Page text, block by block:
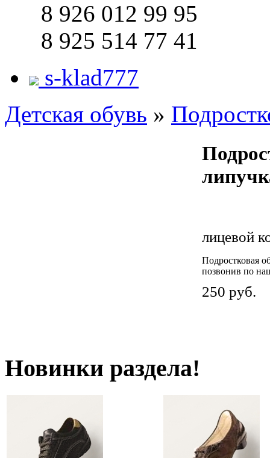
8 926 012 99 95
8 925 514 77 41
s-klad777
Детская обувь »
лицевой
Подростковая
позвонив по
250 руб.
Новинки раздела!